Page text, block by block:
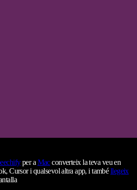
per a Macconverteix la teva veu en
Cursor i qualsevol altra app, i tambéllegeix